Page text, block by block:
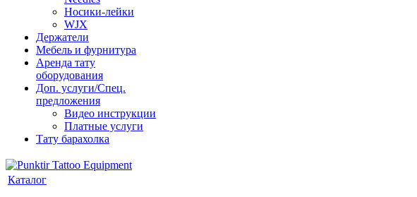
Носики-лейки
WJX
Держатели
Мебель и фурнитура
Аренда тату
оборудования
Доп. услуги/Спец.
предложения
Видео инструкции
Платные услуги
Тату барахолка
Каталог